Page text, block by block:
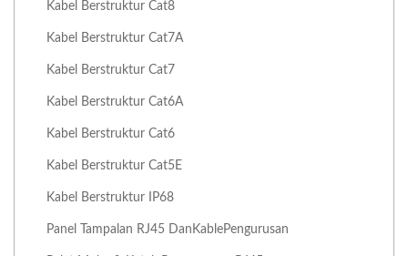
Kabel Berstruktur Cat8
Kabel Berstruktur Cat7A
Kabel Berstruktur Cat7
Kabel Berstruktur Cat6A
Kabel Berstruktur Cat6
Kabel Berstruktur Cat5E
Kabel Berstruktur IP68
Panel Tampalan RJ45 DanKablePengurusan